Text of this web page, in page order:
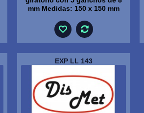
mm Medidas: 150 x 150 mm
EXP LL 143